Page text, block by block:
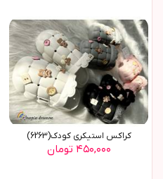
کراکس استیکری کودک(6263)
۴۵۰,۰۰۰ تومان